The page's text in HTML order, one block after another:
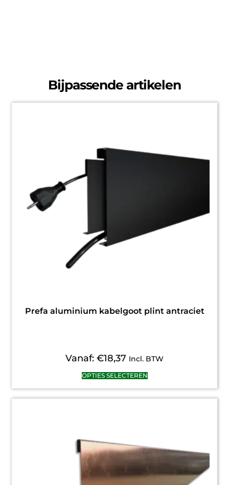
Bijpassende artikelen
Prefa aluminium kabelgoot plint antraciet
Vanaf: €18,37 Incl. BTW
OPTIES SELECTEREN